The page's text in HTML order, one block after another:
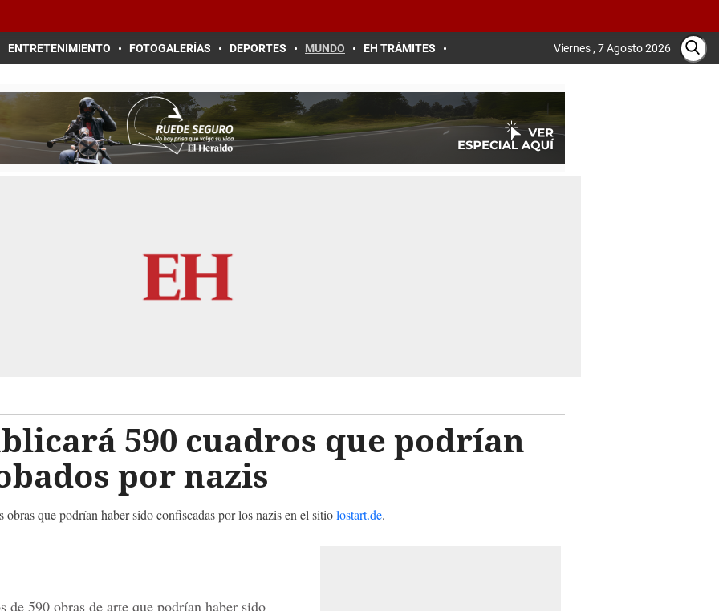
ENTRETENIMIENTO FOTOGALERÍAS DEPORTES MUNDO EH TRÁMITES Viernes , 7 Agosto 2026
590 cuadros que podrían
por nazis
que podrían haber sido confiscadas por los nazis en el sitiolostart.de.
590 obras de arte que podrían haber sido